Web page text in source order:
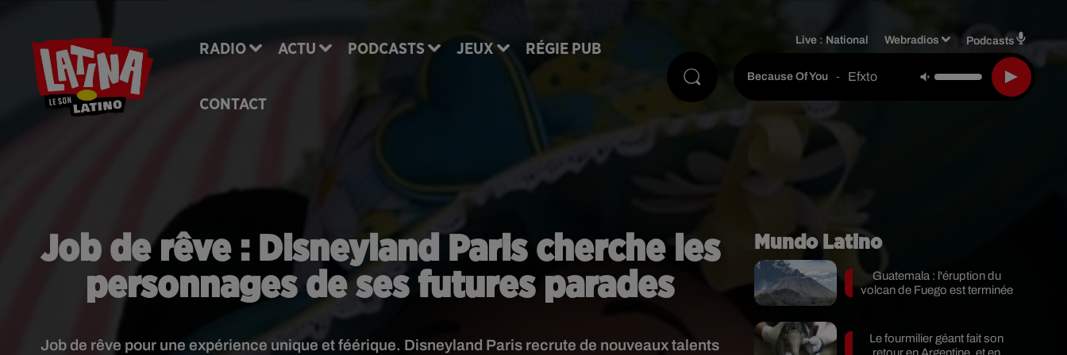
RADIO ACTU PODCASTS JEUX RÉGIE PUB
CONTACT
Live : National Webradios Podcasts
Because Of You - Efxto
Job de rêve : Disneyland Paris cherche les
personnages de ses futures parades
Job de rêve pour une expérience unique et féérique. Disneyland Paris recrute de nouveaux talents
Mundo Latino
Guatemala : l'éruption du
volcan de Fuego est terminée
Le fourmilier géant fait son
retour en Argentine, et en